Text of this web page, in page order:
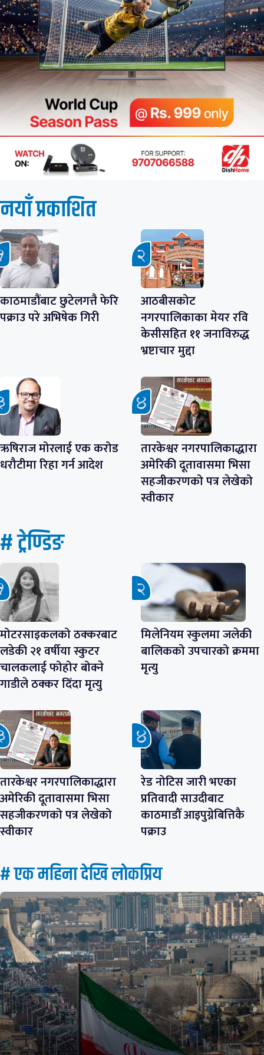
नयाँ प्रकाशित
काठमाडौंबाट छुटेलगत्तै फेरि
पक्राउ परे अभिषेक गिरी
आठबीसकोट
नगरपालिकाका मेयर रवि
केसीसहित ११ जनाविरुद्ध
भ्रष्टाचार मुद्दा
ऋषिराज मोरलाई एक करोड
धरौटीमा रिहा गर्न आदेश
तारकेश्वर नगरपालिकाद्धारा
अमेरिकी दूतावासमा भिसा
सहजीकरणको पत्र लेखेको
स्वीकार
# ट्रेण्डिङ
मोटरसाइकलको ठक्करबाट
लडेकी २१ वर्षीया स्कुटर
चालकलाई फोहोर बोक्ने
गाडीले ठक्कर दिँदा मृत्यु
मिलेनियम स्कुलमा जलेकी
बालिकको उपचारको क्रममा
मृत्यु
तारकेश्वर नगरपालिकाद्धारा
अमेरिकी दूतावासमा भिसा
सहजीकरणको पत्र लेखेको
स्वीकार
रेड नोटिस जारी भएका
प्रतिवादी साउदीबाट
काठमाडौँ आइपुग्नेबित्तिकै
पक्राउ
# एक महिना देखि लाेकप्रिय